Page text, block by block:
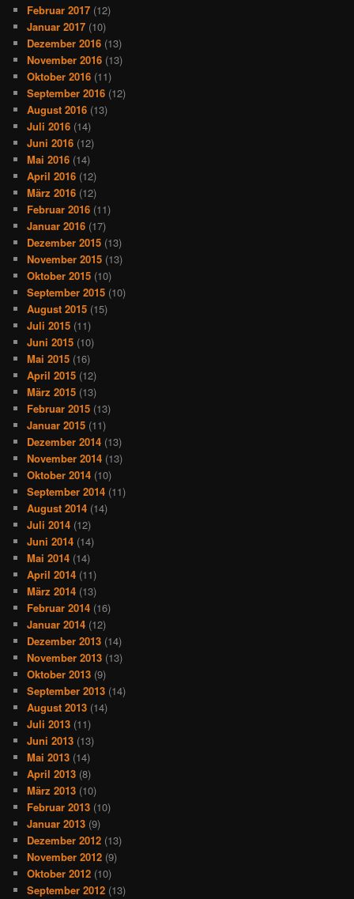
Februar 2017 (12)
Januar 2017 (10)
Dezember 2016 (13)
November 2016 (13)
Oktober 2016 (11)
September 2016 (12)
August 2016 (13)
Juli 2016 (14)
Juni 2016 (12)
Mai 2016 (14)
April 2016 (12)
März 2016 (12)
Februar 2016 (11)
Januar 2016 (17)
Dezember 2015 (13)
November 2015 (13)
Oktober 2015 (10)
September 2015 (10)
August 2015 (15)
Juli 2015 (11)
Juni 2015 (10)
Mai 2015 (16)
April 2015 (12)
März 2015 (13)
Februar 2015 (13)
Januar 2015 (11)
Dezember 2014 (13)
November 2014 (13)
Oktober 2014 (10)
September 2014 (11)
August 2014 (14)
Juli 2014 (12)
Juni 2014 (14)
Mai 2014 (14)
April 2014 (11)
März 2014 (13)
Februar 2014 (16)
Januar 2014 (12)
Dezember 2013 (14)
November 2013 (13)
Oktober 2013 (9)
September 2013 (14)
August 2013 (14)
Juli 2013 (11)
Juni 2013 (13)
Mai 2013 (14)
April 2013 (8)
März 2013 (10)
Februar 2013 (10)
Januar 2013 (9)
Dezember 2012 (13)
November 2012 (9)
Oktober 2012 (10)
September 2012 (13)